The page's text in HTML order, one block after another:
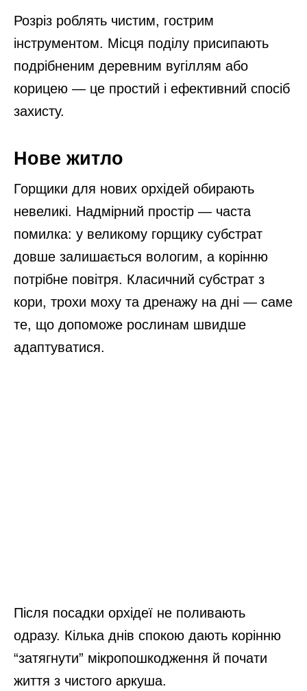
Розріз роблять чистим, гострим
інструментом. Місця поділу присипають
подрібненим деревним вугіллям або
корицею — це простий і ефективний спосіб
захисту.
Нове житло
Горщики для нових орхідей обирають
невеликі. Надмірний простір — часта
помилка: у великому горщику субстрат
довше залишається вологим, а корінню
потрібне повітря. Класичний субстрат з
кори, трохи моху та дренажу на дні — саме
те, що допоможе рослинам швидше
адаптуватися.
Після посадки орхідеї не поливають
одразу. Кілька днів спокою дають корінню
“затягнути” мікропошкодження й почати
життя з чистого аркуша.